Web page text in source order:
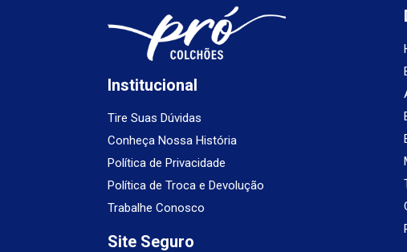
Institucional
Tire Suas Dúvidas
Conheça Nossa História
Política de Privacidade
Política de Troca e Devolução
Trabalhe Conosco
Site Seguro